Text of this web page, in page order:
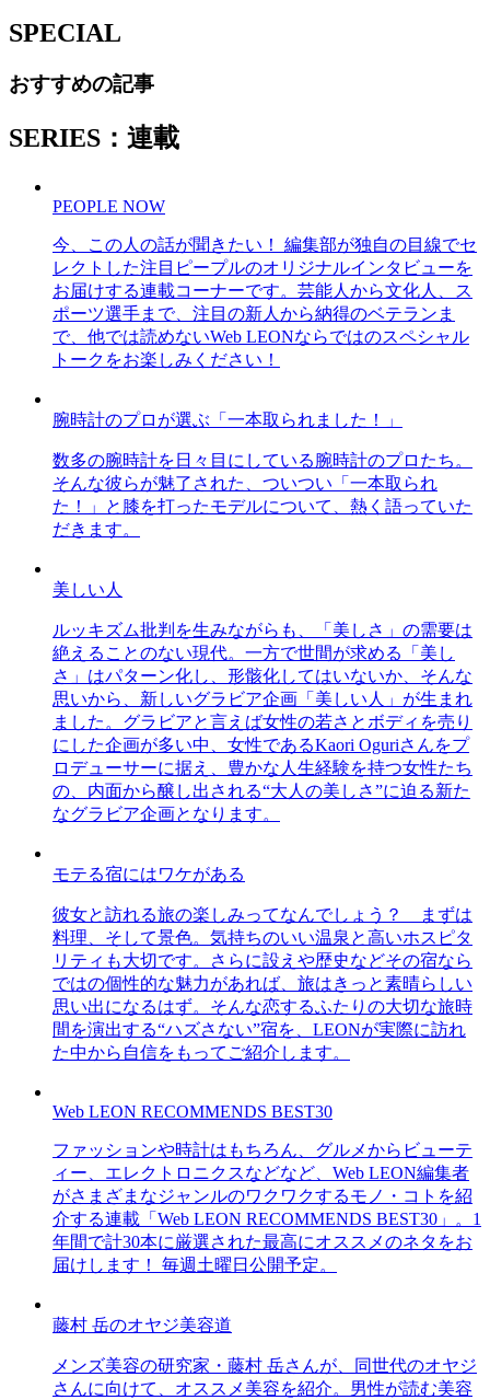
SPECIAL
おすすめの記事
SERIES：連載
PEOPLE NOW
今、この人の話が聞きたい！ 編集部が独自の目線でセ
レクトした注目ピープルのオリジナルインタビューを
お届けする連載コーナーです。芸能人から文化人、ス
ポーツ選手まで、注目の新人から納得のベテランま
で、他では読めないWeb LEONならではのスペシャル
トークをお楽しみください！
腕時計のプロが選ぶ「一本取られました！」
数多の腕時計を日々目にしている腕時計のプロたち。
そんな彼らが魅了された、ついつい「一本取られ
た！」と膝を打ったモデルについて、熱く語っていた
だきます。
美しい人
ルッキズム批判を生みながらも、「美しさ」の需要は
絶えることのない現代。一方で世間が求める「美し
さ」はパターン化し、形骸化してはいないか、そんな
思いから、新しいグラビア企画「美しい人」が生まれ
ました。グラビアと言えば女性の若さとボディを売り
にした企画が多い中、女性であるKaori Oguriさんをプ
ロデューサーに据え、豊かな人生経験を持つ女性たち
の、内面から醸し出される“大人の美しさ”に迫る新た
なグラビア企画となります。
モテる宿にはワケがある
彼女と訪れる旅の楽しみってなんでしょう？ まずは
料理、そして景色。気持ちのいい温泉と高いホスピタ
リティも大切です。さらに設えや歴史などその宿なら
ではの個性的な魅力があれば、旅はきっと素晴らしい
思い出になるはず。そんな恋するふたりの大切な旅時
間を演出する“ハズさない”宿を、LEONが実際に訪れ
た中から自信をもってご紹介します。
Web LEON RECOMMENDS BEST30
ファッションや時計はもちろん、グルメからビューテ
ィー、エレクトロニクスなどなど、Web LEON編集者
がさまざまなジャンルのワクワクするモノ・コトを紹
介する連載「Web LEON RECOMMENDS BEST30」。1
年間で計30本に厳選された最高にオススメのネタをお
届けします！ 毎週土曜日公開予定。
藤村 岳のオヤジ美容道
メンズ美容の研究家・藤村 岳さんが、同世代のオヤジ
さんに向けて、オススメ美容を紹介。男性が読む美容